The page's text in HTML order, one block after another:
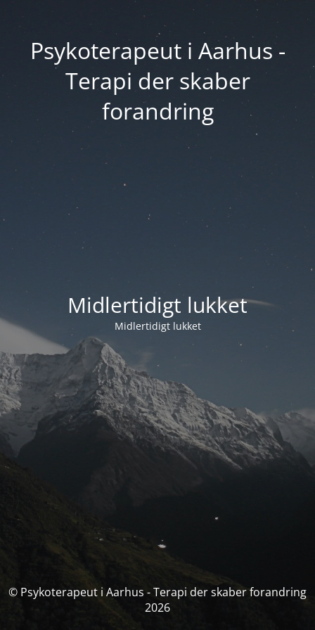
Psykoterapeut i Aarhus -
Terapi der skaber
forandring
Midlertidigt lukket
Midlertidigt lukket
© Psykoterapeut i Aarhus - Terapi der skaber forandring
2026